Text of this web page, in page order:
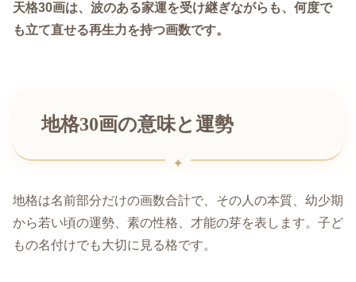
天格30画は、波のある家運を受け継ぎながらも、何度で
も立て直せる再生力を持つ画数です。
地格30画の意味と運勢
地格は名前部分だけの画数合計で、その人の本質、幼少期
から若い頃の運勢、素の性格、才能の芽を表します。子ど
もの名付けでも大切に見る格です。